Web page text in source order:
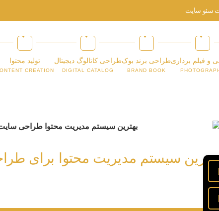
سئو سایت
و فیلم برداریطراحی برند بوک
BRAND BOOK
طراحی کاتالوگ دیجیتال
DIGITAL CATALOG
تولید محتوا
CREATION
سیستم مدیریت محتوا برای